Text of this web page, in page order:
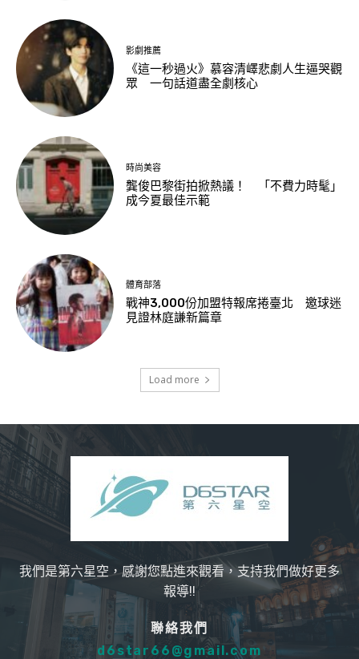
影劇推薦
《這一秒過火》慕容清嶧悲劇人生逼哭觀
眾 一句話道盡全劇核心
時尚美容
龔俊巴黎街拍掀熱議！ 「不費力時髦」
成今夏最佳示範
體育部落
戰神3,000份加盟特報席捲臺北 邀球迷
見證林庭謙新篇章
Load more
我們是第六星空，感謝您點進來觀看，支持我們做好更多
報導!!
聯絡我們
d6star66@gmail.com